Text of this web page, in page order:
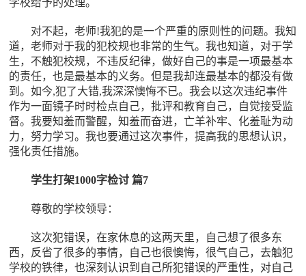
学校给予的处理。
对不起，老师!我犯的是一个严重的原则性的问题。我知
道，老师对于我的犯校规也非常的生气。我也知道，对于学
生，不触犯校规，不违反纪律，做好自己的事是一项最基本
的责任，也是最基本的义务。但是我却连最基本的都没有做
到。如今,犯了大错,我深深懊悔不已。我会以这次违纪事件
作为一面镜子时时检点自己，批评和教育自己，自觉接受监
督。我要知羞而警醒，知羞而奋进，亡羊补牢、化羞耻为动
力，努力学习。我也要通过这次事件，提高我的思想认识，
强化责任措施。
学生打架1000字检讨 篇7
尊敬的学校领导：
这次犯错误，在家休息的这两天里，自己想了很多东
西，反省了很多的事情，自己也很懊悔，很气自己，去触犯
学校的铁律，也深刻认识到自己所犯错误的严重性，对自己